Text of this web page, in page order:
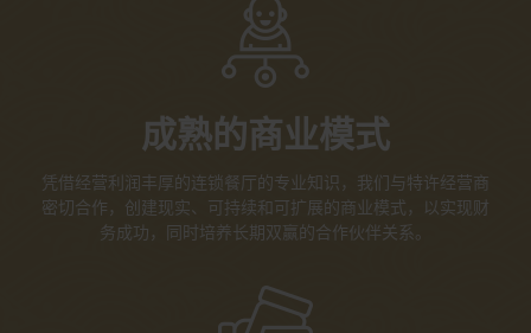
成熟的商业模式
凭借经营利润丰厚的连锁餐厅的专业知识，我们与特许经营商
密切合作，创建现实、可持续和可扩展的商业模式，以实现财
务成功，同时培养长期双赢的合作伙伴关系。